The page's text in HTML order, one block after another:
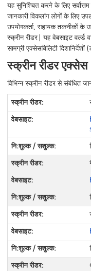
यह सुनिश्चित करने के लिए
जानकारी विकलांग लोगों के लिए
उपयोगकर्ता, सहायक तकनीकों के
स्क्रीन रीडर| यह वेबसाइट वर्ल्ड
सामग्री एक्सेसबिलिटी
स्क्रीन रीडर एक्सेस
विभिन्न स्क्रीन रीडर से संबंधित